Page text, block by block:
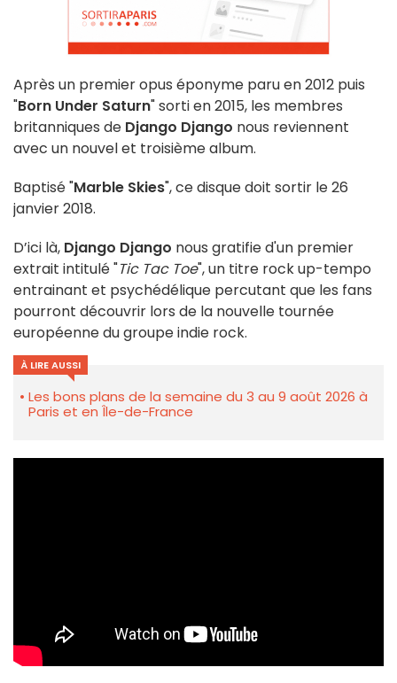
Après un premier opus éponyme paru en 2012 puis
"Born Under Saturn" sorti en 2015, les membres
britanniques de Django Django nous reviennent
avec un nouvel et troisième album.
Baptisé "Marble Skies", ce disque doit sortir le 26
janvier 2018.
D’ici là, Django Django nous gratifie d'un premier
extrait intitulé "Tic Tac Toe", un titre rock up-tempo
entrainant et psychédélique percutant que les fans
pourront découvrir lors de la nouvelle tournée
européenne du groupe indie rock.
À LIRE AUSSI
Les bons plans de la semaine du 3 au 9 août 2026 à
Paris et en Île-de-France